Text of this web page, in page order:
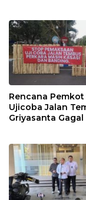
Rencana
Ujicoba Jalan
Griyasanta Gagal